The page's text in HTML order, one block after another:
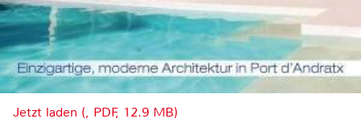
Jetzt laden (, PDF, 12.9 MB)